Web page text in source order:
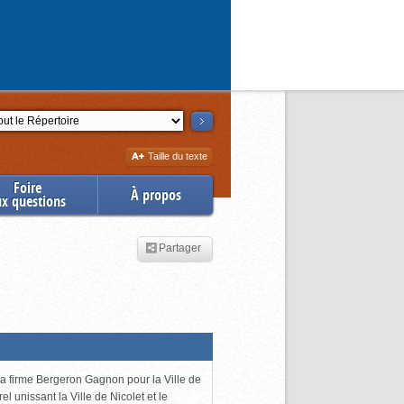
Augmenter
la
Taille du texte
Foire
questions À propos
Partager
firme Bergeron Gagnon pour la Ville de
unissant la Ville de Nicolet et le